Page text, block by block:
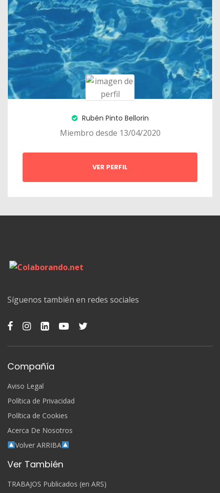
Rubén Pinto Bellorin
Miembro desde 13/04/2020
VER PERFIL
Síguenos también en redes sociales
Compañía
Aviso Legal
Política de Privacidad
Política de Cookies
Acerca De Nosotros
Volver ARRIBA
Ver También
TRABAJOS Publicados (en ARS)